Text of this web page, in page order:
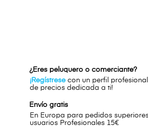
¿Eres peluquero o comerciante?
¡Regístresecon un perfil
de precios dedicada a ti!
Envío gratis
En Europa para pedidos
usuarios Profesionales 15€